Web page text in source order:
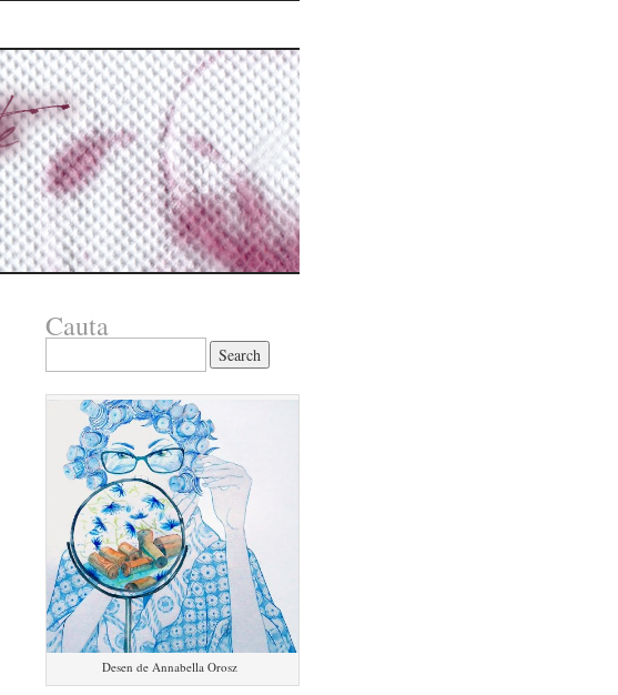
Cauta
Desen de Annabella Orosz